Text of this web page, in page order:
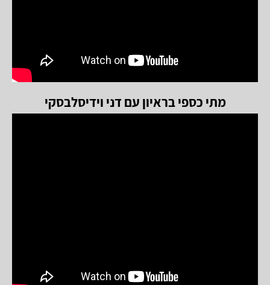
מתי כספי בראיון עם דני וידיסלבסקי